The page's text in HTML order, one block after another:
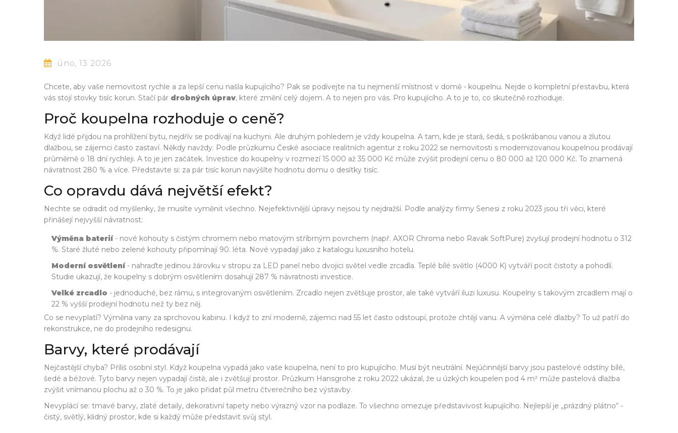
úno, 13 2026
Chcete, aby vaše nemovitost rychle a za lepší cenu našla kupujícího? Pak se podívejte na tu nejmenší místnost v domě - koupelnu. Nejde o kompletní přestavbu, která
vás stojí stovky tisíc korun. Stačí pár drobných úprav, které změní celý dojem. A to nejen pro vás. Pro kupujícího. A to je to, co skutečně rozhoduje.
Proč koupelna rozhoduje o ceně?
Když lidé přijdou na prohlížení bytu, nejdřív se podívají na kuchyni. Ale druhým pohledem je vždy koupelna. A tam, kde je stará, šedá, s poškrábanou vanou a žlutou
dlažbou, se zájemci často zastaví. Někdy navždy. Podle průzkumu České asociace realitních agentur z roku 2022 se nemovitosti s modernizovanou koupelnou prodávají
průměrně o 18 dní rychleji. A to je jen začátek. Investice do koupelny v rozmezí 15 000 až 35 000 Kč může zvýšit prodejní cenu o 80 000 až 120 000 Kč. To znamená
návratnost 280 % a více. Představte si: za pár tisíc korun navýšíte hodnotu domu o desítky tisíc.
Co opravdu dává největší efekt?
Nechte se odradit od myšlenky, že musíte vyměnit všechno. Nejefektivnější úpravy nejsou ty nejdražší. Podle analýzy firmy Senesi z roku 2023 jsou tři věci, které
přinášejí nejvyšší návratnost:
Výměna baterií- nové kohouty s čistým chromem nebo matovým stříbrným povrchem (např. AXOR Chroma nebo Ravak SoftPure) zvyšují prodejní hodnotu o 312
%. Staré žluté nebo zelené kohouty připomínají 90. léta. Nové vypadají jako z katalogu luxusního hotelu.
Moderní osvětlení- nahraďte jedinou žárovku v stropu za LED panel nebo dvojici světel vedle zrcadla. Teplé bílé světlo (4000 K) vytváří pocit čistoty a pohodlí.
Studie ukazují, že koupelny s dobrým osvětlením dosahují 287 % návratnosti investice.
Velké zrcadlo - jednoduché, bez rámu, s integrovaným osvětlením. Zrcadlo nejen zvětšuje prostor, ale také vytváří iluzi luxusu. Koupelny s takovým zrcadlem mají o
22 % vyšší prodejní hodnotu než ty bez něj.
Co se nevyplatí? Výměna vany za sprchovou kabinu. I když to zní moderně, zájemci nad 55 let často odstoupí, protože chtějí vanu. A výměna celé dlažby? To už patří do
rekonstrukce, ne do prodejního redesignu.
Barvy, které prodávají
Nejčastější chyba? Příliš osobní styl. Když koupelna vypadá jako vaše koupelna, není to pro kupujícího. Musí být neutrální. Nejúčinnější barvy jsou pastelové odstíny bílé,
šedé a béžové. Tyto barvy nejen vypadají čistě, ale i zvětšují prostor. Průzkum Hansgrohe z roku 2022 ukázal, že u úzkých koupelen pod 4 m² může pastelová dlažba
zvýšit vnímanou plochu až o 30 %. To je jako přidat půl metru čtverečního bez výstavby.
Nevyplácí se: tmavé barvy, zlaté detaily, dekorativní tapety nebo výrazný vzor na podlaze. To všechno omezuje představivost kupujícího. Nejlepší je „prázdný plátno“ -
čistý, světlý, klidný prostor, kde si každý může představit svůj styl.